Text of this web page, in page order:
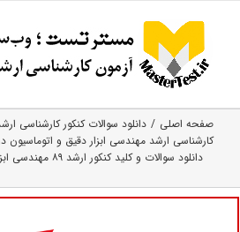
content
صفحه اصلی
دانلود سوالات کنکور کارشناسی
کارشناسی ارشد مهندسی ابزار دقیق و اتوماسیون
دانلود سوالات و